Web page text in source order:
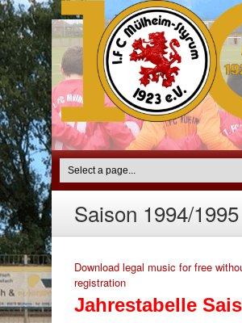
Saison 1994/1995
Download legal music for free
registration
Jahrestabelle